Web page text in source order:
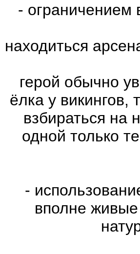
- ограничением
находиться
герой обычно
ёлка у викингов,
взбираться на
одной только
-
вполне